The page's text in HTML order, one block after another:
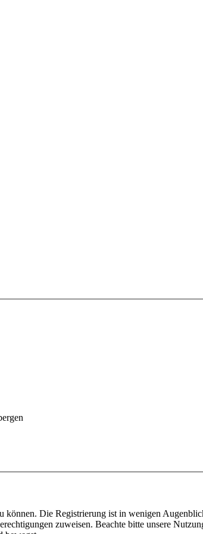
können. Die Registrierung ist in wenigen
zuweisen. Beachte bitte unsere